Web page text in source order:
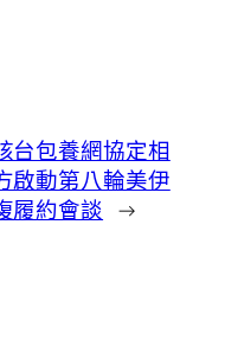
台包養網協定相
啟動第八輪美伊
履約會談 →